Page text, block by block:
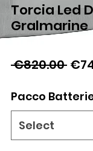
Torcia Led
Gralmarine
€820.00
Pacco
Select